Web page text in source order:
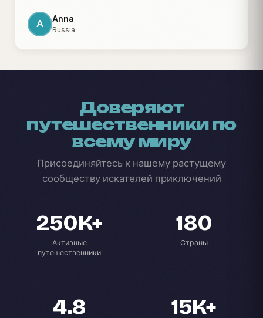
A Anna
Russia
Доверяют
путешественники по
всему миру
Присоединяйтесь к нашему растущему
сообществу искателей приключений
250K+
Активные
путешественники
180
Страны
4.8 15K+